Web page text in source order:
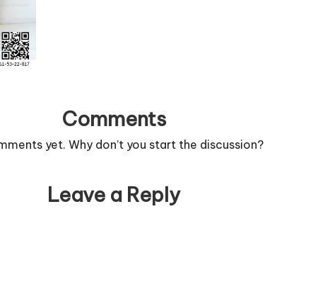
Comments
yet. Why don’t you start the discussion?
Leave a Reply